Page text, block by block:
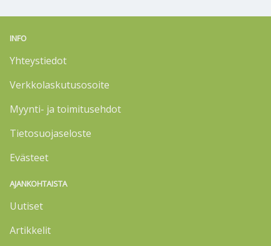
INFO
Yhteystiedot
Verkkolaskutusosoite
Myynti- ja toimitusehdot
Tietosuojaseloste
Evästeet
AJANKOHTAISTA
Uutiset
Artikkelit